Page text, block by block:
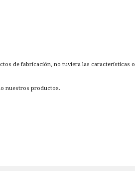
de fabricación, no tuviera las características
nuestros productos.